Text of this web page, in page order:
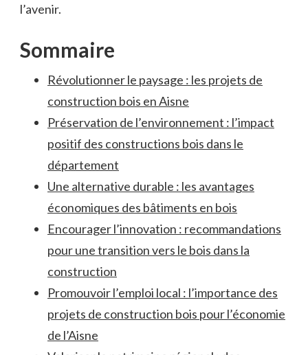
l’avenir.
Sommaire
Révolutionner le paysage ⁢: les projets de
construction bois ‍en Aisne
Préservation de⁣ l’environnement : l’impact
positif des constructions bois dans le
département
Une ​alternative durable ⁤:‍ les avantages
économiques des bâtiments en bois
Encourager l’innovation : recommandations
pour une transition vers le⁤ bois dans la
construction
Promouvoir l’emploi⁣ local : ‍l’importance des
projets de construction bois pour l’économie
de l’Aisne